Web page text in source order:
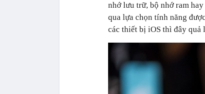
nhớ lưu trữ, bộ nhớ ram
qua lựa chọn tính năng
các thiết bị iOS thì đây quả